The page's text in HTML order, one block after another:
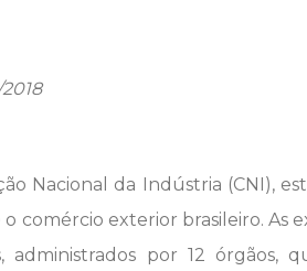
Nacional da Indústria (CNI),
comércio exterior brasileiro. As
administrados por 12 órgãos,